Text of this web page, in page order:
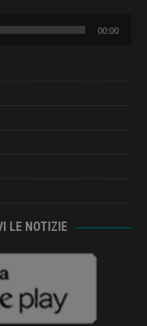
00:00
LE NOTIZIE